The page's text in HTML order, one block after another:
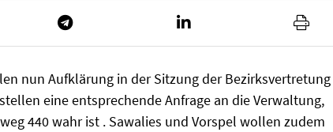
nun Aufklärung in der Sitzung der Bezirksvertretung
eine entsprechende Anfrage an die Verwaltung,
440 wahr ist . Sawalies und Vorspel wollen zudem